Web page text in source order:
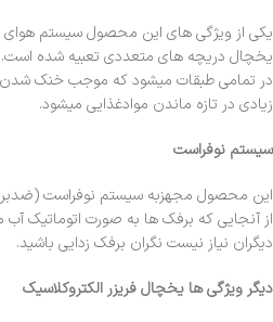
یکی از ویژگی های این محصول سیستم
یخچال دریچه های متعددی تعبیه شده است.
در تمامی طبقات میشود که موجب خنک
زیادی در تازه ماندن موادغذایی میشود.
سیستم نوفراست
این محصول مجهزبه سیستم نوفراست
از آنجایی که برفک ها به صورت اتوماتیک
دیگران نیاز نیست نگران برفک زدایی باشید.
دیگر ویژگی ها یخچال فریزر الکتروکلاسیک